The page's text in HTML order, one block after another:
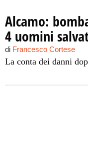
Alcamo:
4 uomini
di Francesco Cortese
La conta dei danni